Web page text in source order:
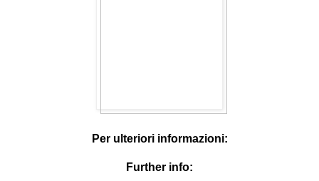
Per ulteriori informazioni:
Further info: